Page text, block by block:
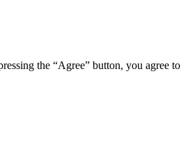
the “Agree” button, you agree